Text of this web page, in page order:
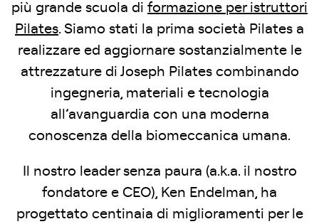
più grande scuola di formazione per istruttori
Pilates. Siamo stati la prima società Pilates a
realizzare ed aggiornare sostanzialmente le
attrezzature di Joseph Pilates combinando
ingegneria, materiali e tecnologia
all’avanguardia con una moderna
conoscenza della biomeccanica umana.
Il nostro leader senza paura (a.k.a. il nostro
fondatore e CEO), Ken Endelman, ha
progettato centinaia di miglioramenti per le